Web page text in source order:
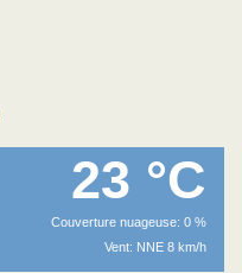
23 °C
Couverture nuageuse: 0 %
Vent: NNE 8 km/h